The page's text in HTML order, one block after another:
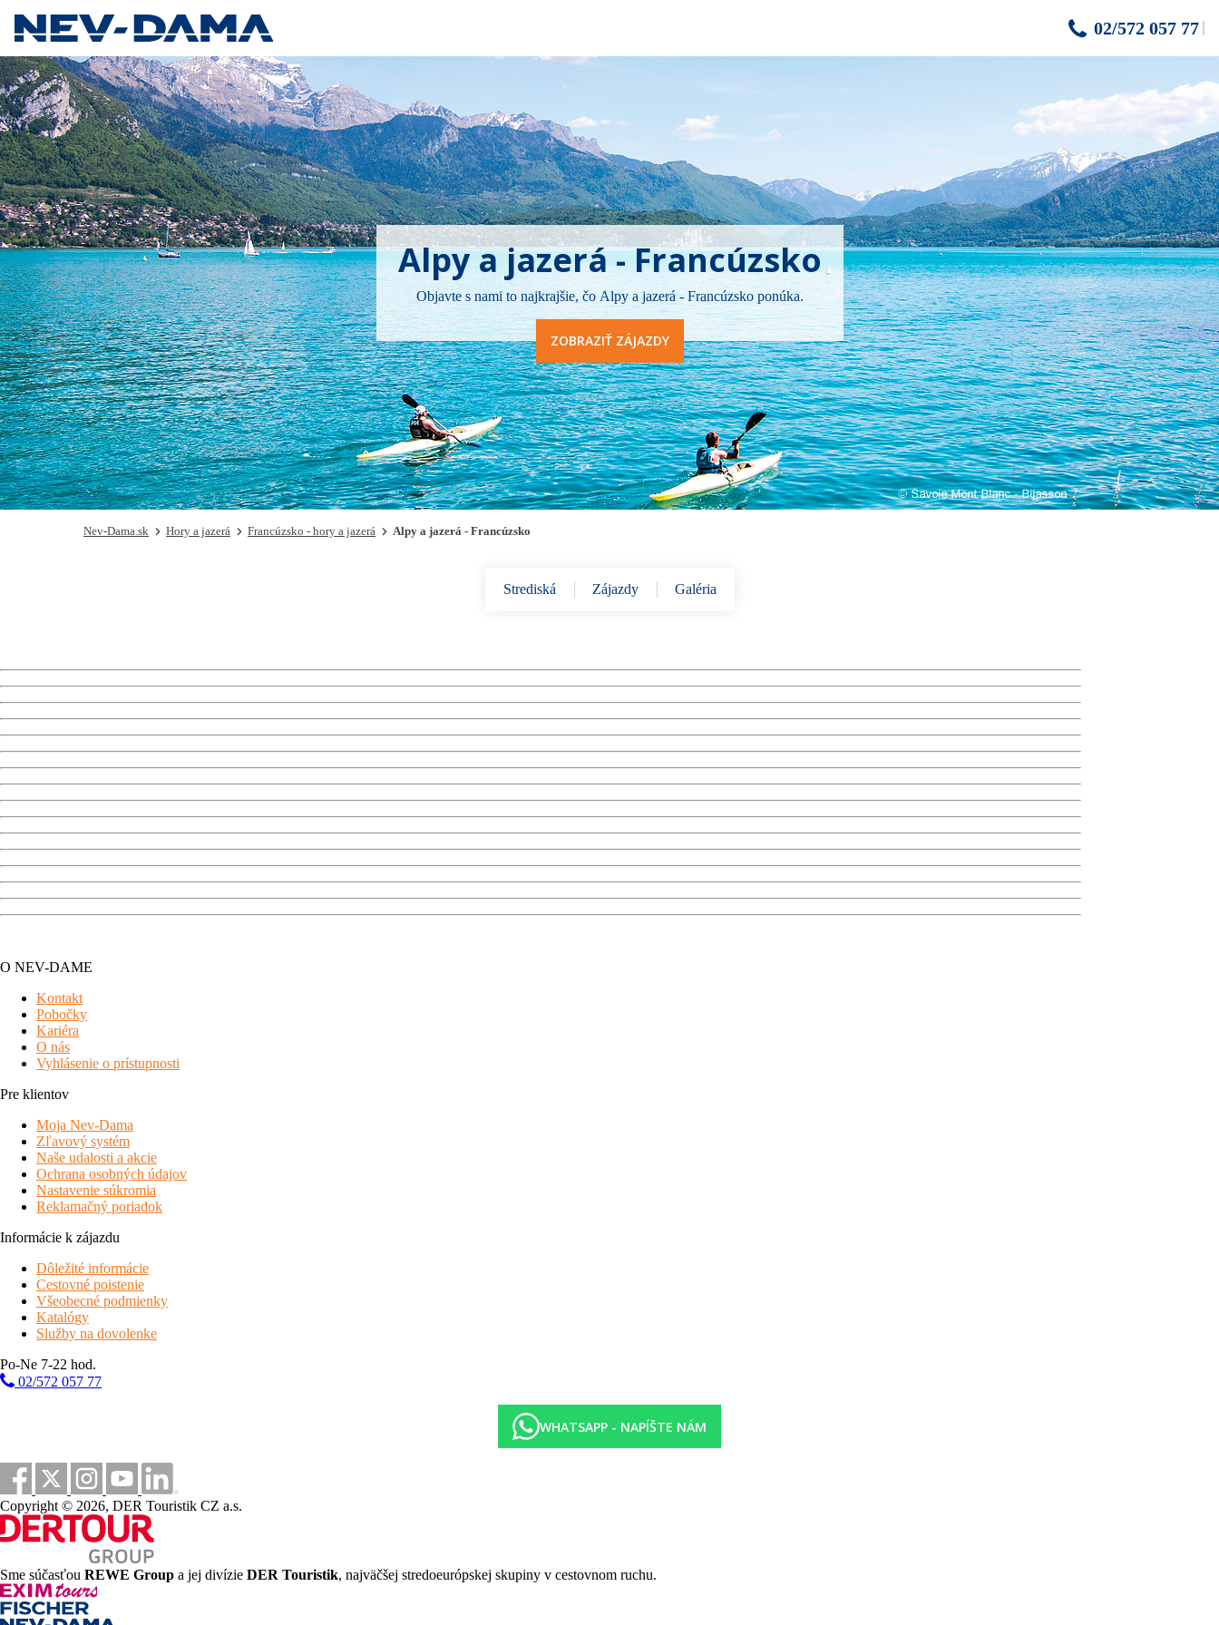
02/572 057 77
Alpy a jazerá - Francúzsko
Objavte s nami to najkrajšie, čo Alpy a jazerá - Francúzsko ponúka.
ZOBRAZIŤ ZÁJAZDY
Nev-Dama.sk Hory a jazerá Francúzsko - hory a jazerá Alpy a jazerá - Francúzsko
Strediská Zájazdy Galéria
O NEV-DAME
Kontakt
Pobočky
Kariéra
O nás
Vyhlásenie o prístupnosti
Pre klientov
Moja Nev-Dama
Zľavový systém
Naše udalosti a akcie
Ochrana osobných údajov
Nastavenie súkromia
Reklamačný poriadok
Informácie k zájazdu
Dôležité informácie
Cestovné poistenie
Všeobecné podmienky
Katalógy
Služby na dovolenke
Po-Ne 7-22 hod.
02/572 057 77
WHATSAPP - NAPÍŠTE NÁM
Copyright © 2026, DER Touristik CZ a.s.
Sme súčasťou REWE Group a jej divízie DER Touristik, najväčšej stredoeurópskej skupiny v cestovnom ruchu.